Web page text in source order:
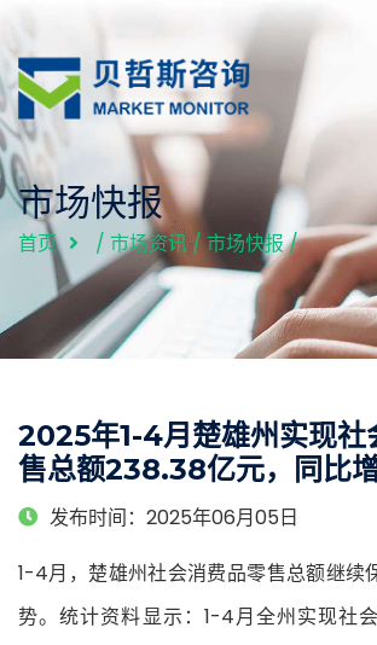
市场快报
首页 / 市场资讯/市场快报/
2025年1-4月楚雄州实现社
售总额238.38亿元，同比
发布时间：2025年06月05日
1-4月，楚雄州社会消费品零售总额继续
势。统计资料显示：1-4月全州实现社